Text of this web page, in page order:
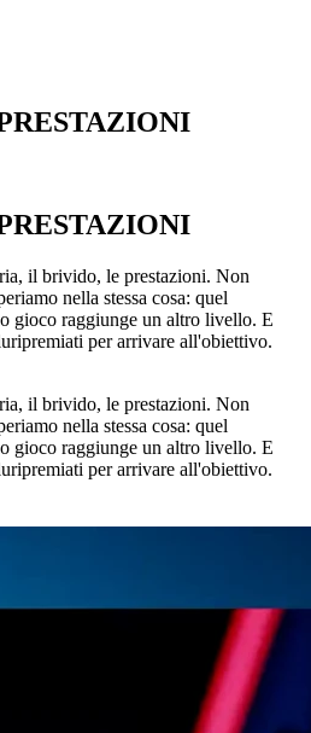
il brivido, le prestazioni. Non
nella stessa cosa: quel
gioco raggiunge un altro livello. E
per arrivare all'obiettivo.
il brivido, le prestazioni. Non
nella stessa cosa: quel
gioco raggiunge un altro livello. E
per arrivare all'obiettivo.